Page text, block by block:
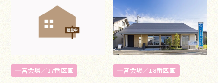
一宮会場／17番区画
一宮会場／18番区画